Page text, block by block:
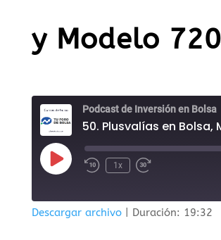
y Modelo
Podcast de Inversión en Bolsa
Reproducir
episodio
1x
Descargar archivo| Duración: 19:32